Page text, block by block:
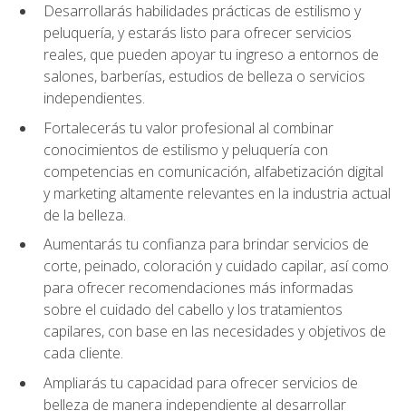
Desarrollarás habilidades prácticas de estilismo y
peluquería, y estarás listo para ofrecer servicios
reales, que pueden apoyar tu ingreso a entornos de
salones, barberías, estudios de belleza o servicios
independientes.
Fortalecerás tu valor profesional al combinar
conocimientos de estilismo y peluquería con
competencias en comunicación, alfabetización digital
y marketing altamente relevantes en la industria actual
de la belleza.
Aumentarás tu confianza para brindar servicios de
corte, peinado, coloración y cuidado capilar, así como
para ofrecer recomendaciones más informadas
sobre el cuidado del cabello y los tratamientos
capilares, con base en las necesidades y objetivos de
cada cliente.
Ampliarás tu capacidad para ofrecer servicios de
belleza de manera independiente al desarrollar